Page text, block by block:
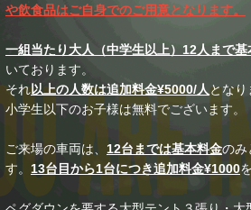
や飲食品はご自身でのご用意となります。
一組当たり大人（中学生以上）12人まで基
いております。
それ以上の人数は追加料金¥5000/人となり
小学生以下のお子様は無料でございます。
ご来場の車両は、 12台までは基本料金のみ
す。 13台目から1台につき追加料金¥1000